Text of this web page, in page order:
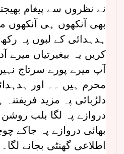
نے نظروں سے پیغام
بھی آنکھوں ہی آنکھوں
ہدہدائی کے لبوں پہ
کریں یہ بیغیرتیاں میرے
آپ میرے پورے سرتاج
محرم ہیں ۔۔ اور
دلرُبائی پہ مزید فریفتنہ
دروازے پہ لگا بلب روشن
بھائی دروازے پہ جاکے
اطلاعی گھنٹی بجانے